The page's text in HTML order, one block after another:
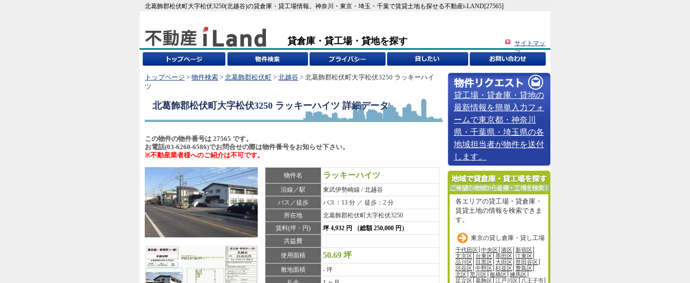
北葛飾郡松伏町大字松伏3250(北越谷)の貸倉庫・貸工場情報。神奈川・東京・埼玉・千葉で賃貸土地も探せる不動産i-LAND[27565]
貸倉庫・貸工場・貸地を探す
サイトマッ
プ
トップページ > 物件検索 > 北葛飾郡松伏町 > 北越谷 > 北葛飾郡松伏町大字松伏3250 ラッキーハイ
ツ
北葛飾郡松伏町大字松伏3250 ラッキーハイツ 詳細データ
この物件の物件番号は 27565 です。
お電話(03-6260-6586)でお問合せの際は物件番号をお知らせ下さい。
※不動産業者様へのご紹介は不可です。
物件名 ラッキーハイツ
沿線／駅
東武伊勢崎線 / 北越谷
バス／徒歩
バス：13 分 ／ 徒歩：2 分
所在地
北葛飾郡松伏町大字松伏3250
賃料(坪・円)
坪 4,932 円 （総額 250,000 円）
共益費
使用面積
50.69 坪
敷地面積
- 坪
貸工場・貸倉庫・貸地の
最新情報を簡単入力フォ
ームで東京都・神奈川
県・千葉県・埼玉県の各
地域担当者が物件を送付
します。
各エリアの貸工場・貸倉庫・
賃貸土地の情報を検索できま
す。
東京の貸し倉庫・貸し工場
千代田区 中央区 港区 新宿区
文京区 台東区 墨田区 江東区
品川区 目黒区 大田区 世田谷区
渋谷区 中野区 杉並区 豊島区
北区 荒川区 板橋区 練馬区
足立区 葛飾区 江戸川区
八王子市